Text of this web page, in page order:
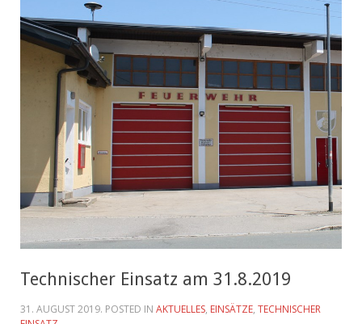
Technischer Einsatz am 31.8.2019
31. AUGUST 2019. POSTED IN AKTUELLES, EINSÄTZE, TECHNISCHER